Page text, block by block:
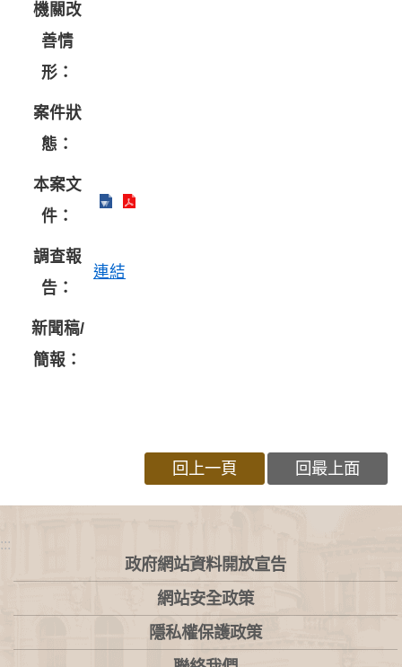
機關改
善情
形：
案件狀
態：
本案文
件：
調查報
告：
連結
新聞稿/
簡報：
回上一頁 回最上面
:::
政府網站資料開放宣告
網站安全政策
隱私權保護政策